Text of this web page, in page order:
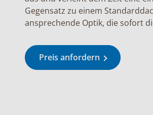
Gegensatz zu einem
ansprechende Optik, die sofort
Preis anfordern